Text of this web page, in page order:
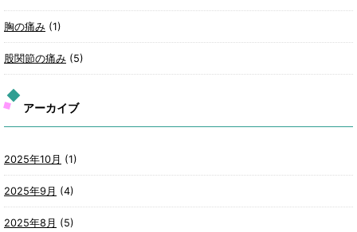
胸の痛み (1)
股関節の痛み (5)
アーカイブ
2025年10月 (1)
2025年9月 (4)
2025年8月 (5)